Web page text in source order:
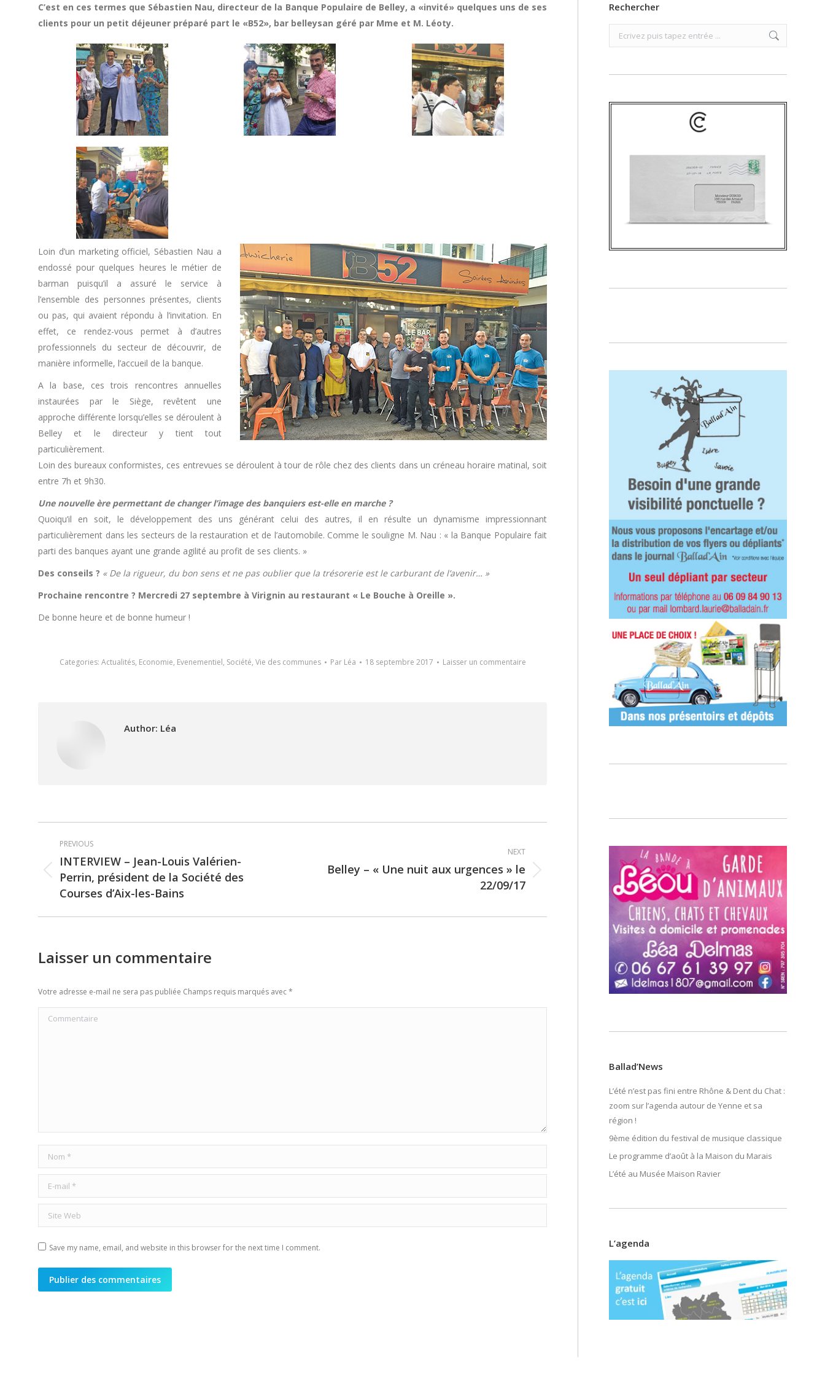
C’est en ces termes que Sébastien Nau, directeur de la Banque Populaire de Belley, a «invité» quelques uns de ses
clients pour un petit déjeuner préparé part le «B52», bar belleysan géré par Mme et M. Léoty.
Loin d’un marketing officiel, Sébastien Nau a
endossé pour quelques heures le métier de
barman puisqu’il a assuré le service à
l’ensemble des personnes présentes, clients
ou pas, qui avaient répondu à l’invitation. En
effet, ce rendez-vous permet à d’autres
professionnels du secteur de découvrir, de
manière informelle, l’accueil de la banque.
A la base, ces trois rencontres annuelles
instaurées par le Siège, revêtent une
approche différente lorsqu’elles se déroulent à
Belley et le directeur y tient tout
particulièrement.
Loin des bureaux conformistes, ces entrevues se déroulent à tour de rôle chez des clients dans un créneau horaire matinal, soit
entre 7h et 9h30.
Une nouvelle ère permettant de changer l’image des banquiers est-elle en marche ?
Quoiqu’il en soit, le développement des uns générant celui des autres, il en résulte un dynamisme impressionnant
particulièrement dans les secteurs de la restauration et de l’automobile. Comme le souligne M. Nau : « la Banque Populaire fait
parti des banques ayant une grande agilité au profit de ses clients. »
Des conseils ? « De la rigueur, du bon sens et ne pas oublier que la trésorerie est le carburant de l’avenir… »
Prochaine rencontre ? Mercredi 27 septembre à Virignin au restaurant « Le Bouche à Oreille ».
De bonne heure et de bonne humeur !
Categories: Actualités, Economie, Evenementiel, Société, Vie des communes Par Léa 18 septembre 2017 Laisser un commentaire
Author: Léa
Post
navigation
PREVIOUS
Previous
post:
INTERVIEW – Jean-Louis Valérien-
Perrin, président de la Société des
Courses d’Aix-les-Bains
NEXT
Next
Belley – « Une nuit aux urgences » le
22/09/17
Laisser un commentaire
Votre adresse e-mail ne sera pas publiée Champs requis marqués avec*
Commentaire
Nom *
E-mail *
Site Web
Save my name, email, and website in this browser for the next time I comment.
Publier des commentaires
Rechercher
Search:
Ballad’News
L’été n’est pas fini entre Rhône & Dent du Chat :
zoom sur l’agenda autour de Yenne et sa
région !
9ème édition du festival de musique classique
Le programme d’août à la Maison du Marais
L’été au Musée Maison Ravier
L’agenda